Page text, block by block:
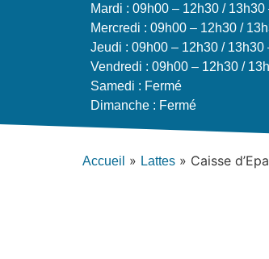
Mardi : 09h00 – 12h30 / 13h30
Mercredi : 09h00 – 12h30 /
Jeudi : 09h00 – 12h30 / 13h30
Vendredi : 09h00 – 12h30 /
Samedi : Fermé
Dimanche : Fermé
Accueil » Lattes » Caisse